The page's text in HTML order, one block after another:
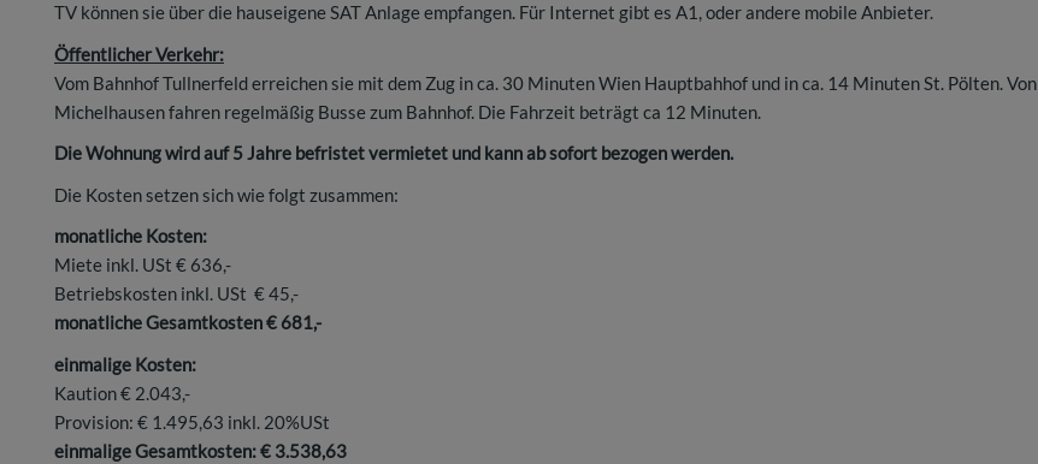
TV können sie über die hauseigene SAT Anlage empfangen. Für Internet gibt es A1, oder andere mobile Anbieter.
Öffentlicher Verkehr:
Vom Bahnhof Tullnerfeld erreichen sie mit dem Zug in ca. 30 Minuten Wien Hauptbahhof und in ca. 14 Minuten St. Pölten. Von
Michelhausen fahren regelmäßig Busse zum Bahnhof. Die Fahrzeit beträgt ca 12 Minuten.
Die Wohnung wird auf 5 Jahre befristet vermietet und kann ab sofort bezogen werden.
Die Kosten setzen sich wie folgt zusammen:
monatliche Kosten:
Miete inkl. USt € 636,-
Betriebskosten inkl. USt € 45,-
monatliche Gesamtkosten € 681,-
einmalige Kosten:
Kaution € 2.043,-
Provision: € 1.495,63 inkl. 20%USt
einmalige Gesamtkosten: € 3.538,63